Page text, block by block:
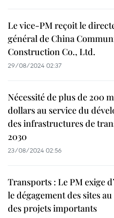
Le vice-PM reçoit le
général de China
Construction Co., Ltd.
29/08/2024 02:37
Nécessité de plus de 200
dollars au service du
des infrastructures de
2030
23/08/2024 02:56
Transports : Le PM exige
le dégagement des sites
des projets importants